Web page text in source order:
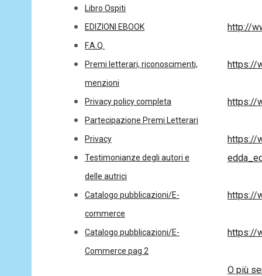
Libro Ospiti
EDIZIONI EBOOK
F.A.Q.
Premi letterari, riconoscimenti,
menzioni
Privacy policy completa
Partecipazione Premi Letterari
Privacy
Testimonianze degli autori e
delle autrici
Catalogo pubblicazioni/E-
commerce
Catalogo pubblicazioni/E-
Commerce pag 2
http://
https://
https://
https://
https://
https://
O più